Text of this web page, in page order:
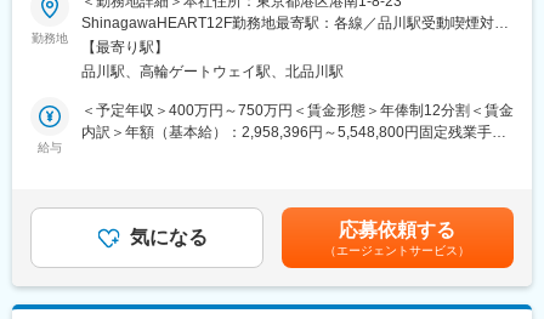
・残業は平均20時間程度、年間休日126日と働きやすい環境で
す。
■社風：
す。
東証プライム上場企業のグループ会社であり経営基盤が安定して
東証プライム上場企業JMDCの子会社としての財務的な安定感と
信用を背景に、医療介護事業者に対して金融と事業の両面から経
営支援。資格保有者などのプロフェッショナルがいずれも複数名
在籍しています。
■業務内容
当社が経営再建を行う医療機関等に対して、業績管理、経営課題
の分析、社内外に向けた業績や計画の説明、施設の新規立ち上げ
などを担い、経営参謀としてご活躍いただきます。
■業務詳細：
ラウンドチームと協働)
（3）新規施設の立ち上げ(マーケット調査、事業計画策定、経営
資源手配、行政との折衝、進捗管理等)
勤務地
ShinagawaHEART12F勤務地最寄駅：各線／品川駅受動喫煙対
策：屋内喫煙可能場所あり
【最寄り駅】
品川駅、高輪ゲートウェイ駅、北品川駅
給与
＜予定年収＞400万円～750万円＜賃金形態＞年俸制12分割＜賃金
内訳＞年額（基本給）：2,958,396円～5,548,800円固定残業手当/
＜給与補足＞※年齢・経験・能力を考慮の上決定します。※年収を
12ヶ月で分割払い、1,000円未満の端数がある場合は初月にまと
めてお支払いたします。■賞与：業績により別途賞与を支給賃金は
あくまでも目安の金額であり、選考を通じて上下する可能性があ
ります。月給(月額)は固定手当を含めた表記です。
気になる 応募依頼する
（エージェントサービス）